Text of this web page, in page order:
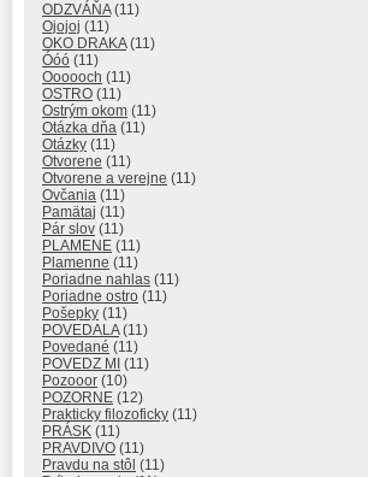
ODZVÁŇA(11)
Ojojoj (11)
OKO DRAKA(11)
Óóó (11)
Oooooch (11)
OSTRO (11)
Ostrým okom (11)
Otázka dňa (11)
Otázky (11)
Otvorene (11)
Otvorene a verejne (11)
Ovčania (11)
Pamätaj (11)
Pár slov (11)
PLAMENE (11)
Plamenne (11)
Poriadne nahlas (11)
Poriadne ostro (11)
Pošepky (11)
POVEDALA(11)
Povedané (11)
POVEDZ MI (11)
Pozooor (10)
POZORNE (12)
Prakticky filozoficky (11)
PRÁSK (11)
PRAVDIVO (11)
Pravdu na stôl (11)